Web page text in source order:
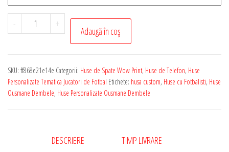
-
Cantitate
Husa
Personalizata
cu
Ousmane
+
Adaugă în coș
SKU: ff868e21e14e Categorii: Huse de Spate Wow Print, Huse de Telefon, Huse
Personalizate Tematica Jucatori de Fotbal Etichete: husa custom, Huse cu Fotbalisti, Huse
Ousmane Dembele, Huse Personalizate Ousmane Dembele
DESCRIERE TIMP LIVRARE